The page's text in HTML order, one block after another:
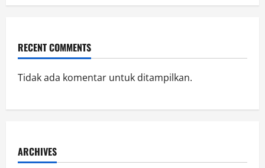
RECENT COMMENTS
Tidak ada komentar untuk ditampilkan.
ARCHIVES